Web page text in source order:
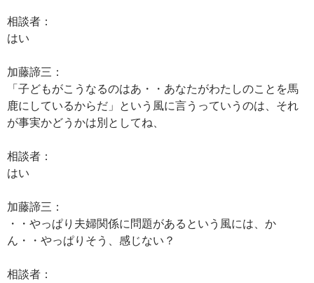
相談者：
はい
加藤諦三：
「子どもがこうなるのはあ・・あなたがわたしのことを馬
鹿にしているからだ」という風に言うっていうのは、それ
が事実かどうかは別としてね、
相談者：
はい
加藤諦三：
・・やっぱり夫婦関係に問題があるという風には、か
ん・・やっぱりそう、感じない？
相談者：